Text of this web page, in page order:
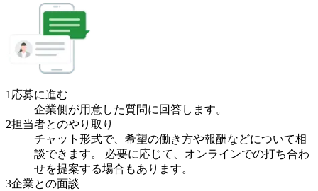
1 応募に進む
企業側が用意した質問に回答します。
2担当者とのやり取り
チャット形式で、希望の働き方や報酬などについて相
談できます。 必要に応じて、オンラインでの打ち合わ
せを提案する場合もあります。
3企業との面談